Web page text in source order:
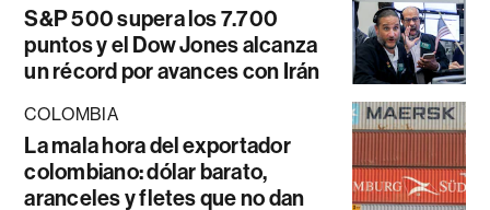
S&P 500 supera los 7.700
puntos y el Dow Jones alcanza
un récord por avances con Irán
COLOMBIA
La mala hora del exportador
colombiano: dólar barato,
aranceles y fletes que no dan